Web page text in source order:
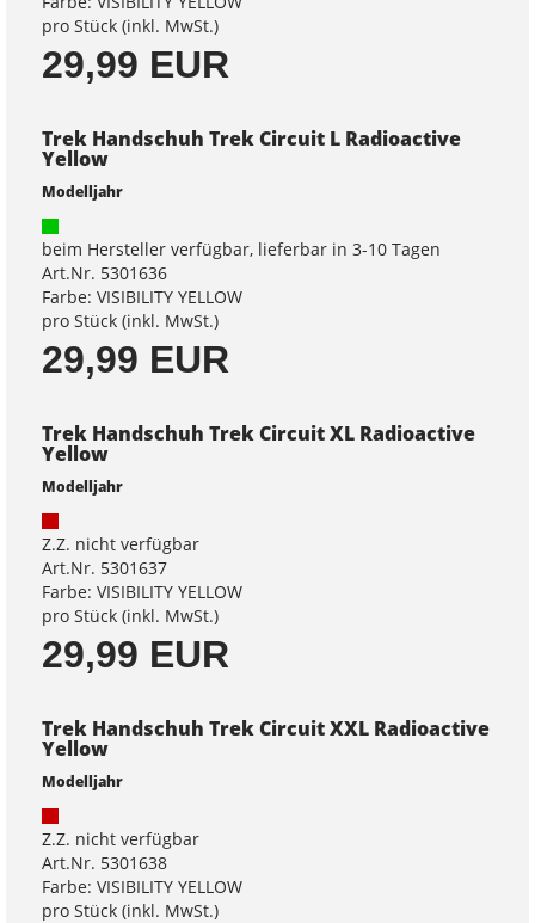
pro Stück (inkl. MwSt.)
29,99 EUR
Trek Handschuh Trek Circuit L Radioactive
Yellow
Modelljahr
beim Hersteller verfügbar, lieferbar in 3-10 Tagen
Art.Nr. 5301636
Farbe: VISIBILITY YELLOW
pro Stück (inkl. MwSt.)
29,99 EUR
Trek Handschuh Trek Circuit XL Radioactive
Yellow
Modelljahr
Z.Z. nicht verfügbar
Art.Nr. 5301637
Farbe: VISIBILITY YELLOW
pro Stück (inkl. MwSt.)
29,99 EUR
Trek Handschuh Trek Circuit XXL Radioactive
Yellow
Modelljahr
Z.Z. nicht verfügbar
Art.Nr. 5301638
Farbe: VISIBILITY YELLOW
pro Stück (inkl. MwSt.)